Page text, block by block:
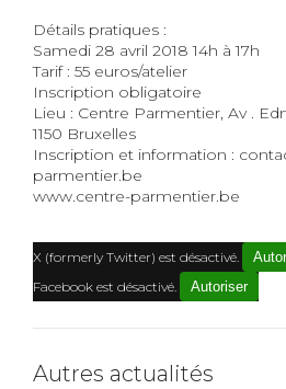
Détails pratiques :
Samedi 28 avril 2018 14h à 17h
Tarif : 55 euros/atelier
Inscription obligatoire
Lieu : Centre Parmentier, Av .
1150 Bruxelles
Inscription et information :
parmentier.be
www.centre-parmentier.be
X (formerly Twitter) est désactivé.
Facebook est désactivé.
Autoriser
Autres actualités